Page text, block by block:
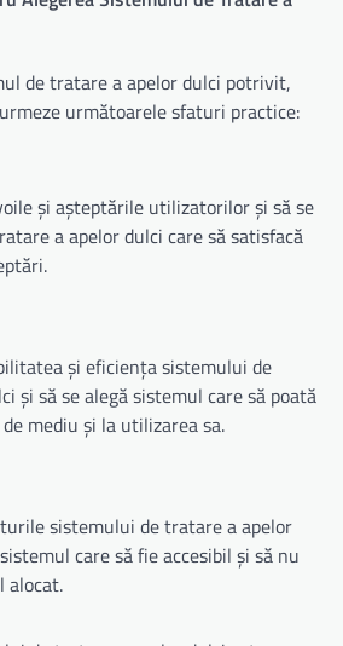
de tratare a apelor dulci potrivit,
următoarele sfaturi practice:
și așteptările utilizatorilor și să se
a apelor dulci care să satisfacă
și eficiența sistemului de
și să se alegă sistemul care să poată
mediu și la utilizarea sa.
sistemului de tratare a apelor
care să fie accesibil și să nu
alocat.